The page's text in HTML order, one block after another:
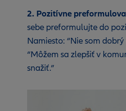
2. Pozitívne
sebe preformulujte do
Namiesto: “Nie som
“Môžem sa zlepšiť v
snažiť.”